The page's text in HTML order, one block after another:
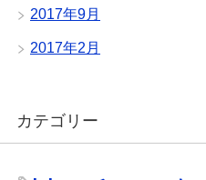
2017年9月
2017年2月
カテゴリー